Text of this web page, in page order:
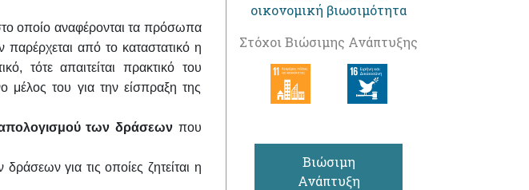
οποίο αναφέρονται τα πρόσωπα
από το καταστατικό η
τότε απαιτείται πρακτικό του
μέλος του για την είσπραξη της
των δράσεωνπου
για τις οποίες ζητείται η
οικονομική βιωσιμότητα
Στόχοι Βιώσιμης Ανάπτυξης
Βιώσιμη
Ανάπτυξη